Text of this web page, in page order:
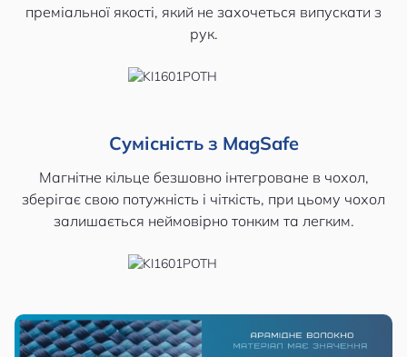
преміальної якості, який не захочеться випускати з
рук.
Сумісність з MagSafe
Магнітне кільце безшовно інтегроване в чохол,
зберігає свою потужність і чіткість, при цьому чохол
залишається неймовірно тонким та легким.